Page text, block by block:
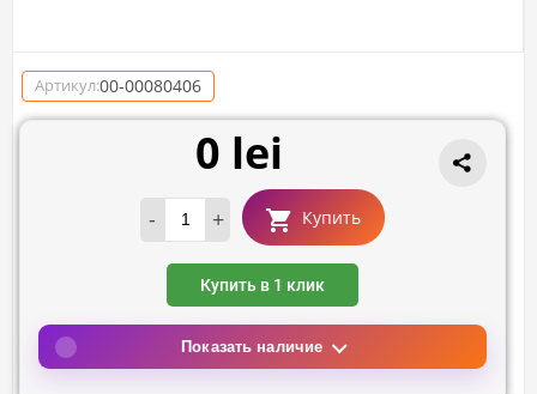
Артикул:00-00080406
0 lei
- + Купить
Купить в 1 клик
Показать наличие